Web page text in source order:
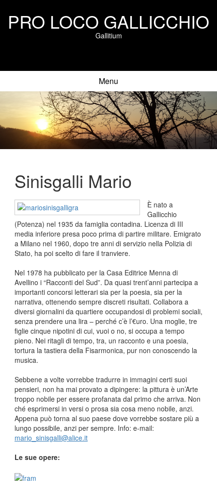
PRO LOCO GALLICCHIO
Gallitium
Menu
Sinisgalli Mario
È nato a
Gallicchio
(Potenza) nel 1935 da famiglia contadina. Licenza di III
media inferiore presa poco prima di partire militare. Emigrato
a Milano nel 1960, dopo tre anni di servizio nella Polizia di
Stato, ha poi scelto di fare il tranviere.
Nel 1978 ha pubblicato per la Casa Editrice Menna di
Avellino i “Racconti del Sud”. Da quasi trent’anni partecipa a
importanti concorsi letterari sia per la poesia, sia per la
narrativa, ottenendo sempre discreti risultati. Collabora a
diversi giornalini da quartiere occupandosi di problemi sociali,
senza prendere una lira – perché c’è l’€uro. Una moglie, tre
figlie cinque nipotini di cui, vuoi o no, si occupa a tempo
pieno. Nei ritagli di tempo, tra, un racconto e una poesia,
tortura la tastiera della Fisarmonica, pur non conoscendo la
musica.
Sebbene a volte vorrebbe tradurre in immagini certi suoi
pensieri, non ha mai provato a dipingere: la pittura è un’Arte
troppo nobile per essere profanata dal primo che arriva. Non
ché esprimersi in versi o prosa sia cosa meno nobile, anzi.
Appena può torna al suo paese dove vorrebbe sostare più a
lungo possibile, anzi per sempre. Info: e-mail:
mario_sinisgalli@alice.it
Le sue opere: